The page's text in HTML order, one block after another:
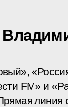
FM» и